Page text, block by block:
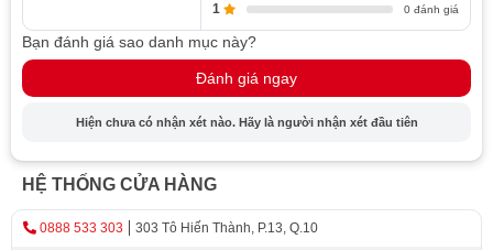
Lợi Ích Của Việc Sở Hữu Máy Rửa Bát
Tiết kiệm nước và năng lượng
được thiết kế để tiết kiệm nước và năng
lượng. Chúng sử dụng lượng nước và điện
năng cần thiết ít hơn so với máy rửa chén
1 0 đánh giá
Bạn đánh giá sao danh mục này?
Đánh giá ngay
Hiện chưa có nhận xét nào. Hãy là người nhận xét đầu tiên
HỆ THỐNG CỬA HÀNG
0888 533 303 303 Tô Hiến Thành, P.13, Q.10